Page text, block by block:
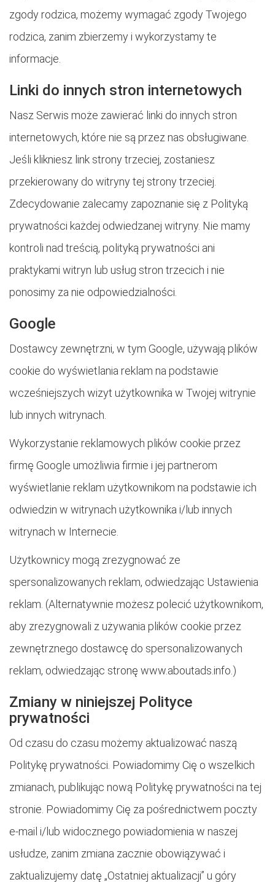
zgody rodzica, możemy wymagać zgody Twojego
rodzica, zanim zbierzemy i wykorzystamy te
informacje.
Linki do innych stron internetowych
Nasz Serwis może zawierać linki do innych stron
internetowych, które nie są przez nas obsługiwane.
Jeśli klikniesz link strony trzeciej, zostaniesz
przekierowany do witryny tej strony trzeciej.
Zdecydowanie zalecamy zapoznanie się z Polityką
prywatności każdej odwiedzanej witryny. Nie mamy
kontroli nad treścią, polityką prywatności ani
praktykami witryn lub usług stron trzecich i nie
ponosimy za nie odpowiedzialności.
Google
Dostawcy zewnętrzni, w tym Google, używają plików
cookie do wyświetlania reklam na podstawie
wcześniejszych wizyt użytkownika w Twojej witrynie
lub innych witrynach.
Wykorzystanie reklamowych plików cookie przez
firmę Google umożliwia firmie i jej partnerom
wyświetlanie reklam użytkownikom na podstawie ich
odwiedzin w witrynach użytkownika i/lub innych
witrynach w Internecie.
Użytkownicy mogą zrezygnować ze
spersonalizowanych reklam, odwiedzając Ustawienia
reklam. (Alternatywnie możesz polecić użytkownikom,
aby zrezygnowali z używania plików cookie przez
zewnętrznego dostawcę do spersonalizowanych
reklam, odwiedzając stronę www.aboutads.info.)
Zmiany w niniejszej Polityce
prywatności
Od czasu do czasu możemy aktualizować naszą
Politykę prywatności. Powiadomimy Cię o wszelkich
zmianach, publikując nową Politykę prywatności na tej
stronie. Powiadomimy Cię za pośrednictwem poczty
e-mail i/lub widocznego powiadomienia w naszej
usłudze, zanim zmiana zacznie obowiązywać i
zaktualizujemy datę „Ostatniej aktualizacji” u góry